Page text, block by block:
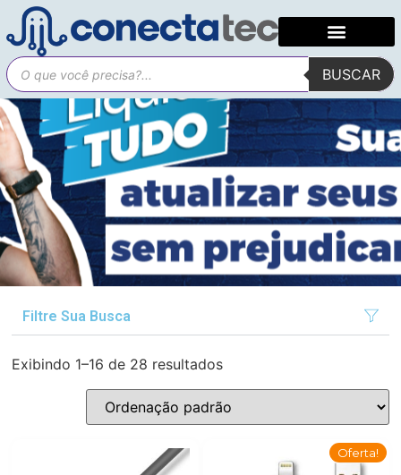
BUSCAR
Filtre Sua Busca
Exibindo 1–16 de 28 resultados
Oferta!